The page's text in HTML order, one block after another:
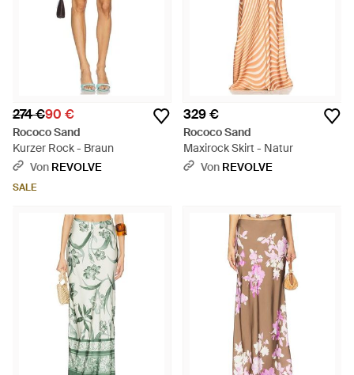
274 €90 €
Rococo Sand
Kurzer Rock - Braun
Von REVOLVE
SALE
329 €
Rococo Sand
Maxirock Skirt - Natur
Von REVOLVE